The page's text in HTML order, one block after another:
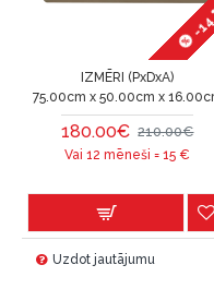
-
IZMĒRI (PxDxA)
75.00cm x 50.00cm x
180.00€ 210.00€
Vai 12 mēneši =15 €
Uzdot jautājumu